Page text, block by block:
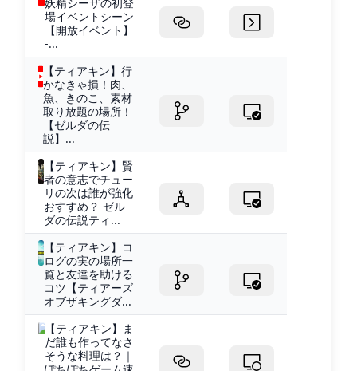
場イベントシーン
【開放イベント】
-...
【ティアキン】行
かなきゃ損！肉、
魚、きのこ、素材
取り放題の場所！
【ゼルダの伝
説】...
【ティアキン】賢
者の意志でチュー
リの次は誰が強化
おすすめ？ ゼル
ダの伝説ティ...
【ティアキン】コ
ログの実の場所一
覧と友達を助ける
コツ【ティアーズ
オブザキングダ...
【ティアキン】ま
だ誰も作ってなさ
そうな料理は？｜